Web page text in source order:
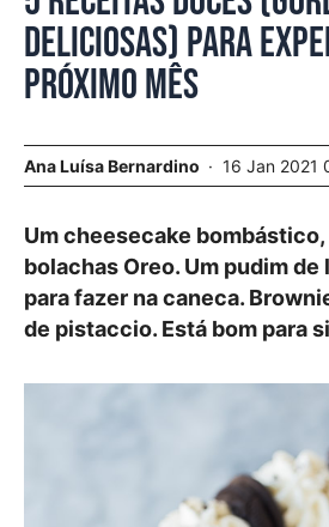
deliciosas) para
próximo mês
Ana Luísa Bernardino 16 Jan 2021
Um cheesecake
bolachas Oreo. Um pudim
para fazer na caneca.
de pistaccio. Está bom para